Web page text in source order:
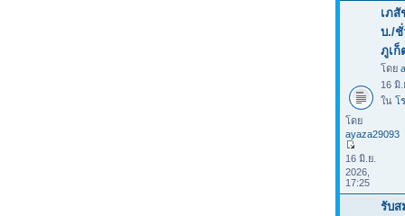
เภสั
บ./ชั่
ภูเก็
โดย
16 มิ.
ใน โ
โดย
ayaza29093
16 มิ.ย.
2026,
17:25
รับส